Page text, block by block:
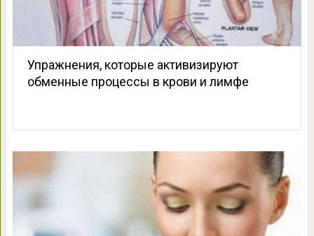
Упражнения, которые активизируют
обменные процессы в крови и лимфе